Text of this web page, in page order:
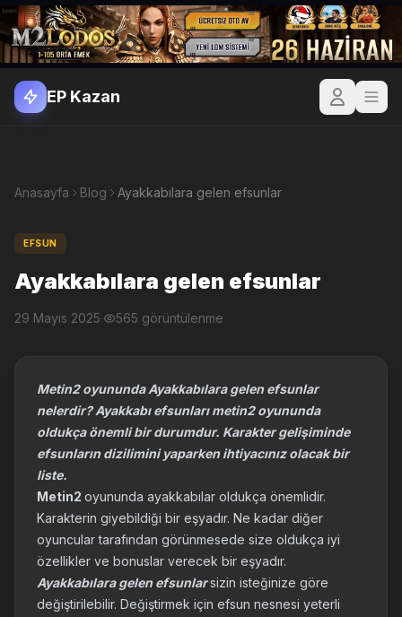
EP Kazan
Anasayfa Blog Ayakkabılara gelen efsunlar
EFSUN
Ayakkabılara gelen efsunlar
29 Mayıs 2025· 565 görüntülenme
Metin2 oyununda Ayakkabılara gelen efsunlar
nelerdir? Ayakkabı efsunları metin2 oyununda
oldukça önemli bir durumdur. Karakter gelişiminde
efsunların dizilimini yaparken ihtiyacınız olacak bir
liste.
Metin2 oyununda ayakkabılar oldukça önemlidir.
Karakterin giyebildiği bir eşyadır. Ne kadar diğer
oyuncular tarafından görünmesede size oldukça iyi
özellikler ve bonuslar verecek bir eşyadır.
Ayakkabılara gelen efsunlarsizin isteğinize göre
değiştirilebilir. Değiştirmek için efsun nesnesi yeterli